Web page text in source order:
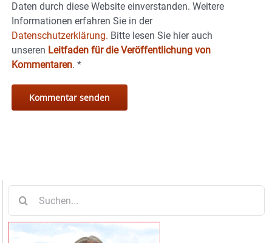
Daten durch diese Website einverstanden. Weitere
Informationen erfahren Sie in der
Datenschutzerklärung. Bitte lesen Sie hier auch
unseren Leitfaden für die Veröffentlichung von
Kommentaren. *
nach: